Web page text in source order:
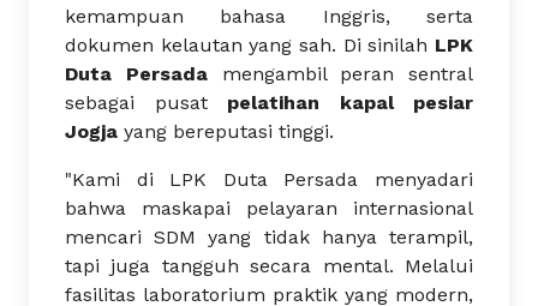
kemampuan bahasa Inggris, serta
dokumen kelautan yang sah. Di sinilah LPK
Duta Persadamengambil peran sentral
sebagai pusat pelatihan kapal pesiar
Jogja yang bereputasi tinggi.
"Kami di LPK Duta Persada menyadari
bahwa maskapai pelayaran internasional
mencari SDM yang tidak hanya terampil,
tapi juga tangguh secara mental. Melalui
fasilitas laboratorium praktik yang modern,